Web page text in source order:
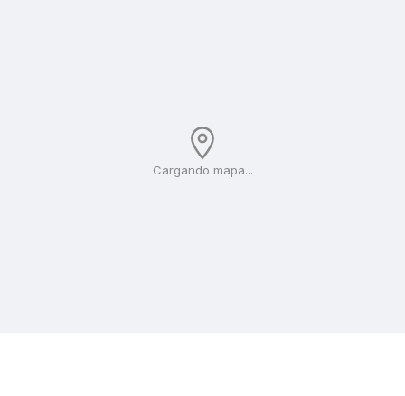
Cargando mapa...